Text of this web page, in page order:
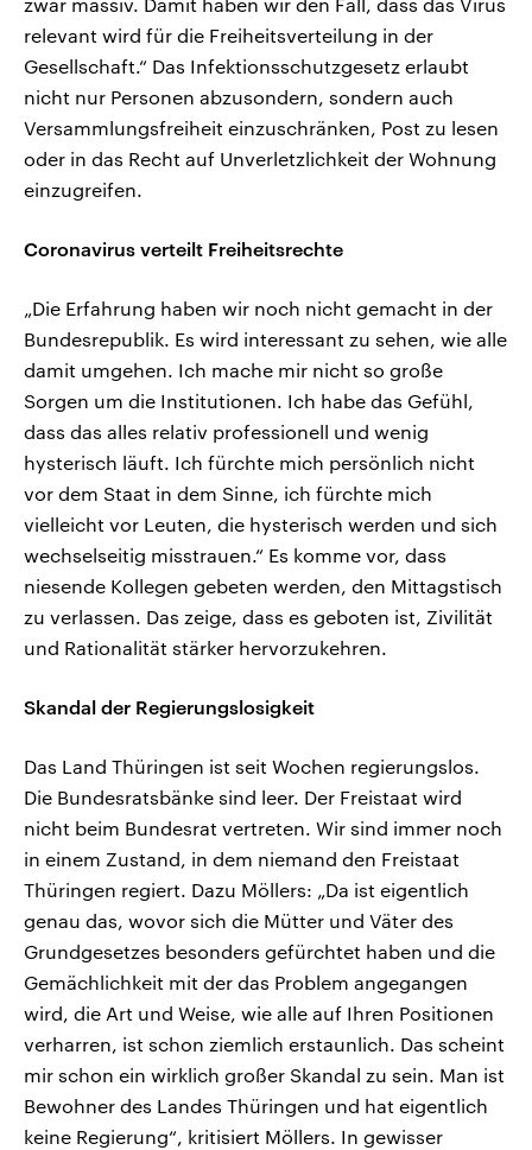
zwar massiv. Damit haben wir den Fall, dass das Virus
relevant wird für die Freiheitsverteilung in der
Gesellschaft.“ Das Infektionsschutzgesetz erlaubt
nicht nur Personen abzusondern, sondern auch
Versammlungsfreiheit einzuschränken, Post zu lesen
oder in das Recht auf Unverletzlichkeit der Wohnung
einzugreifen.
Coronavirus verteilt Freiheitsrechte
„Die Erfahrung haben wir noch nicht gemacht in der
Bundesrepublik. Es wird interessant zu sehen, wie alle
damit umgehen. Ich mache mir nicht so große
Sorgen um die Institutionen. Ich habe das Gefühl,
dass das alles relativ professionell und wenig
hysterisch läuft. Ich fürchte mich persönlich nicht
vor dem Staat in dem Sinne, ich fürchte mich
vielleicht vor Leuten, die hysterisch werden und sich
wechselseitig misstrauen.“ Es komme vor, dass
niesende Kollegen gebeten werden, den Mittagstisch
zu verlassen. Das zeige, dass es geboten ist, Zivilität
und Rationalität stärker hervorzukehren.
Skandal der Regierungslosigkeit
Das Land Thüringen ist seit Wochen regierungslos.
Die Bundesratsbänke sind leer. Der Freistaat wird
nicht beim Bundesrat vertreten. Wir sind immer noch
in einem Zustand, in dem niemand den Freistaat
Thüringen regiert. Dazu Möllers: „Da ist eigentlich
genau das, wovor sich die Mütter und Väter des
Grundgesetzes besonders gefürchtet haben und die
Gemächlichkeit mit der das Problem angegangen
wird, die Art und Weise, wie alle auf Ihren Positionen
verharren, ist schon ziemlich erstaunlich. Das scheint
mir schon ein wirklich großer Skandal zu sein. Man ist
Bewohner des Landes Thüringen und hat eigentlich
keine Regierung“, kritisiert Möllers. In gewisser